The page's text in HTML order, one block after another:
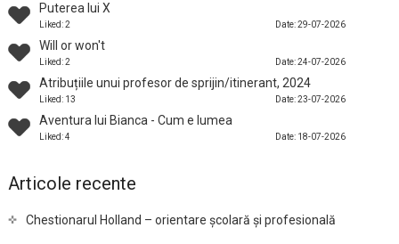
Puterea lui X
Liked: 2 Date: 29-07-2026
Will or won't
Liked: 2 Date: 24-07-2026
Atribuțiile unui profesor de sprijin/itinerant, 2024
Liked: 13 Date: 23-07-2026
Aventura lui Bianca - Cum e lumea
Liked: 4 Date: 18-07-2026
Articole recente
Chestionarul Holland – orientare școlară și profesională